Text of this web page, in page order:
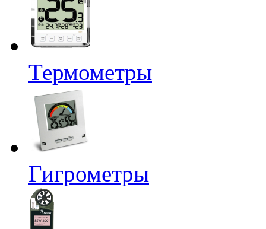
Термометры
Гигрометры